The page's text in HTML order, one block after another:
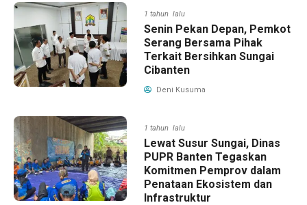
1 tahun lalu
Senin Pekan Depan, Pemkot
Serang Bersama Pihak
Terkait Bersihkan Sungai
Cibanten
Deni Kusuma
1 tahun lalu
Lewat Susur Sungai, Dinas
PUPR Banten Tegaskan
Komitmen Pemprov dalam
Penataan Ekosistem dan
Infrastruktur